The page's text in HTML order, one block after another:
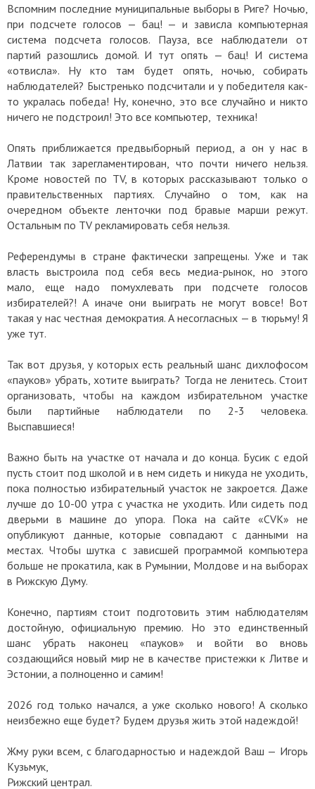
Вспомним последние муниципальные выборы в Риге? Ночью,
при подсчете голосов — бац! — и зависла компьютерная
система подсчета голосов. Пауза, все наблюдатели от
партий разошлись домой. И тут опять — бац! И система
«отвисла». Ну кто там будет опять, ночью, собирать
наблюдателей? Быстренько подсчитали и у победителя как-
то укралась победа! Ну, конечно, это все случайно и никто
ничего не подстроил! Это все компьютер, техника!
Опять приближается предвыборный период, а он у нас в
Латвии так зарегламентирован, что почти ничего нельзя.
Кроме новостей по TV, в которых рассказывают только о
правительственных партиях. Случайно о том, как на
очередном объекте ленточки под бравые марши режут.
Остальным по TV рекламировать себя нельзя.
Референдумы в стране фактически запрещены. Уже и так
власть выстроила под себя весь медиа-рынок, но этого
мало, еще надо помухлевать при подсчете голосов
избирателей?! А иначе они выиграть не могут вовсе! Вот
такая у нас честная демократия. А несогласных — в тюрьму! Я
уже тут.
Так вот друзья, у которых есть реальный шанс дихлофосом
«пауков» убрать, хотите выиграть? Тогда не ленитесь. Стоит
организовать, чтобы на каждом избирательном участке
были партийные наблюдатели по 2-3 человека.
Выспавшиеся!
Важно быть на участке от начала и до конца. Бусик с едой
пусть стоит под школой и в нем сидеть и никуда не уходить,
пока полностью избирательный участок не закроется. Даже
лучше до 10-00 утра с участка не уходить. Или сидеть под
дверьми в машине до упора. Пока на сайте «CVK» не
опубликуют данные, которые совпадают с данными на
местах. Чтобы шутка с зависшей программой компьютера
больше не прокатила, как в Румынии, Молдове и на выборах
в Рижскую Думу.
Конечно, партиям стоит подготовить этим наблюдателям
достойную, официальную премию. Но это единственный
шанс убрать наконец «пауков» и войти во вновь
создающийся новый мир не в качестве пристежки к Литве и
Эстонии, а полноценно и самим!
2026 год только начался, а уже сколько нового! А сколько
неизбежно еще будет? Будем друзья жить этой надеждой!
Жму руки всем, с благодарностью и надеждой Ваш — Игорь
Кузьмук,
Рижский централ.